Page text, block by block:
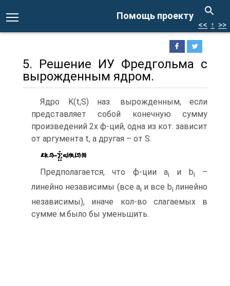
Помощь проекту
<< ↑ >>
5. Решение ИУ Фредгольма с
вырожденным ядром.
Ядро K(t,S) наз. вырожденным, если
представляет собой конечную сумму
произведений 2х ф-ций, одна из кот. зависит
от аргумента t, а другая – от S.
Предполагается, что ф-ции ai и bi–
линейно независимы (все aiи все biлинейно
независимы), иначе кол-во слагаемых в
сумме м.было бы уменьшить.